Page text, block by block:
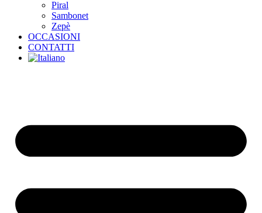
Piral
Sambonet
Zepè
OCCASIONI
CONTATTI